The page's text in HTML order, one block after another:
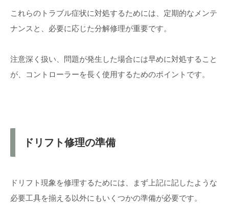
これらのトラブル症状に対処するためには、定期的なメンテ
ナンスと、必要に応じた分解修理が重要です。
注意深く扱い、問題が発生した場合には早めに対処すること
が、コントローラーを長く使用するためのポイントです。
ドリフト修理の準備
ドリフト現象を修理するためには、まず上記に記したような
必要工具を揃える以外にもいくつかの準備が必要です。